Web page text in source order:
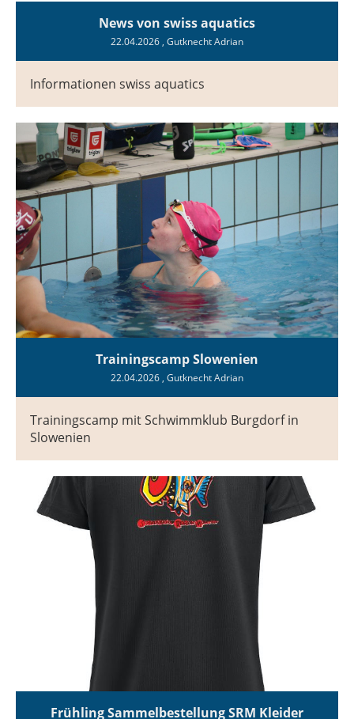
News von swiss aquatics
22.04.2026, Gutknecht Adrian
Informationen swiss aquatics
Trainingscamp Slowenien
22.04.2026, Gutknecht Adrian
Trainingscamp mit Schwimmklub Burgdorf in
Slowenien
Frühling Sammelbestellung SRM Kleider